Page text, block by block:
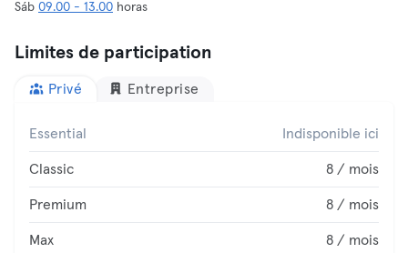
Sáb 09.00 - 13.00 horas
Limites de participation
Privé Entreprise
Essential Indisponible ici
Classic 8 / mois
Premium 8 / mois
Max 8 / mois